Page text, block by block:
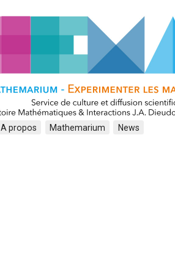
A propos Mathemarium News